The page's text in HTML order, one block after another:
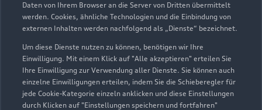
Daten von Ihrem Browser an die Server von Dritten übermittelt
werden. Cookies, ähnliche Technologien und die Einbindung von
externen Inhalten werden nachfolgend als „Dienste“ bezeichnet.
Um diese Dienste nutzen zu können, benötigen wir Ihre
Einwilligung. Mit einem Klick auf "Alle akzeptieren" erteilen Sie
Ihre Einwilligung zur Verwendung aller Dienste. Sie können auch
einzelne Einwilligungen erteilen, indem Sie die Schieberegler für
jede Cookie-Kategorie einzeln anklicken und diese Einstellungen
durch Klicken auf "Einstellungen speichern und fortfahren"
Autoverkauf e-tron Audi on Demand